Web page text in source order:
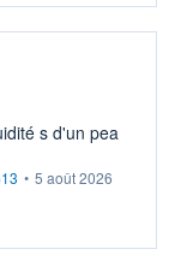
s d'un pea
• 5 août 2026